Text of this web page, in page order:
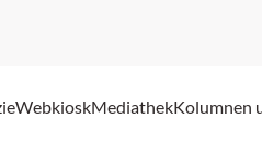
WebkioskMediathekKolumnen